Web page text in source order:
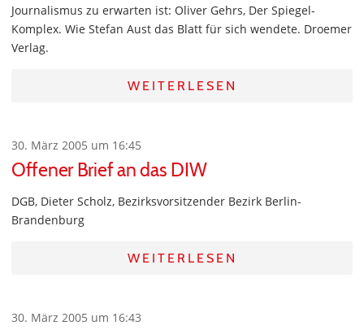
Journalismus zu erwarten ist: Oliver Gehrs, Der Spiegel-
Komplex. Wie Stefan Aust das Blatt für sich wendete. Droemer
Verlag.
WEITERLESEN
30. März 2005 um 16:45
Offener Brief an das DIW
DGB, Dieter Scholz, Bezirksvorsitzender Bezirk Berlin-
Brandenburg
WEITERLESEN
30. März 2005 um 16:43